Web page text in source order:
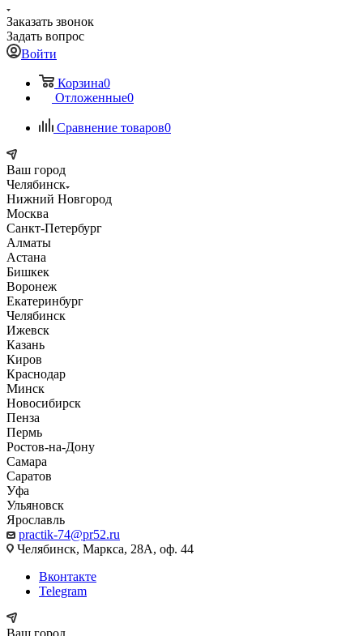
Заказать звонок
Задать вопрос
Войти
Корзина0
Отложенные0
Сравнение товаров0
Ваш город
Челябинск
Нижний Новгород
Москва
Санкт-Петербург
Алматы
Астана
Бишкек
Воронеж
Екатеринбург
Челябинск
Ижевск
Казань
Киров
Краснодар
Минск
Новосибирск
Пенза
Пермь
Ростов-на-Дону
Самара
Саратов
Уфа
Ульяновск
Ярославль
practik-74@pr52.ru
Челябинск, Маркса, 28А, оф. 44
Вконтакте
Telegram
Ваш город